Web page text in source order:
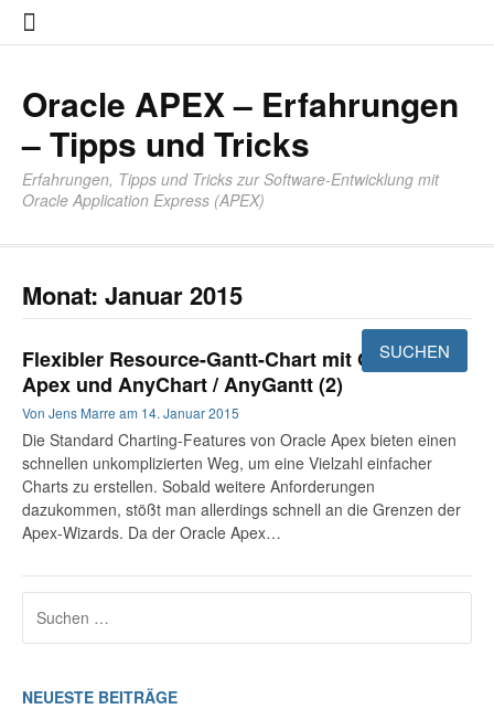
Zum
Inhalt
Oracle APEX – Erfahrungen
– Tipps und Tricks
Erfahrungen, Tipps und Tricks zur Software-Entwicklung mit
Oracle Application Express (APEX)
Monat: Januar 2015
Flexibler Resource-Gantt-Chart mit Oracle
Apex und AnyChart / AnyGantt (2)
Von Jens Marre am 14. Januar 2015
Die Standard Charting-Features von Oracle Apex bieten einen
schnellen unkomplizierten Weg, um eine Vielzahl einfacher
Charts zu erstellen. Sobald weitere Anforderungen
dazukommen, stößt man allerdings schnell an die Grenzen der
Apex-Wizards. Da der Oracle Apex…
nach:
NEUESTE BEITRÄGE